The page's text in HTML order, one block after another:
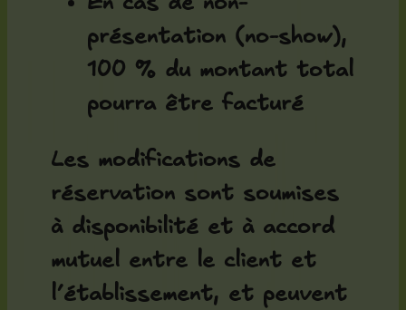
présentation (no-show),
100 % du montant total
pourra être facturé
Les modifications de
réservation sont soumises
à disponibilité et à accord
mutuel entre le client et
l’établissement, et peuvent